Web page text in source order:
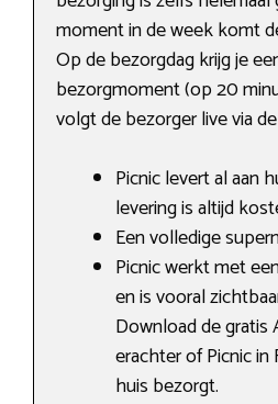
moment in de week komt
Op de bezorgdag krijg je
bezorgmoment (op 20
volgt de bezorger live via
Picnic levert al aan
levering is altijd
Een volledige
Picnic werkt met
en is vooral
Download de
erachter of Picnic in
huis bezorgt.